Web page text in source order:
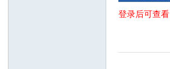
登录后可查看